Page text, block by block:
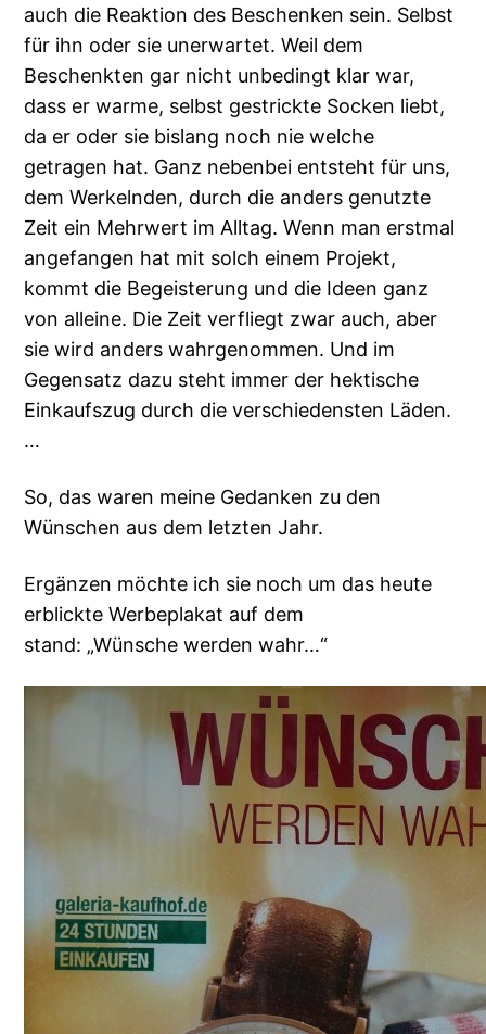
auch die Reaktion des Beschenken sein. Selbst
für ihn oder sie unerwartet. Weil dem
Beschenkten gar nicht unbedingt klar war,
dass er warme, selbst gestrickte Socken liebt,
da er oder sie bislang noch nie welche
getragen hat. Ganz nebenbei entsteht für uns,
dem Werkelnden, durch die anders genutzte
Zeit ein Mehrwert im Alltag. Wenn man erstmal
angefangen hat mit solch einem Projekt,
kommt die Begeisterung und die Ideen ganz
von alleine. Die Zeit verfliegt zwar auch, aber
sie wird anders wahrgenommen. Und im
Gegensatz dazu steht immer der hektische
Einkaufszug durch die verschiedensten Läden.
…
So, das waren meine Gedanken zu den
Wünschen aus dem letzten Jahr.
Ergänzen möchte ich sie noch um das heute
erblickte Werbeplakat auf dem
stand: „Wünsche werden wahr…“